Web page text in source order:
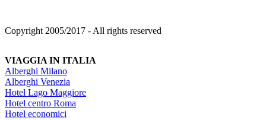
Copyright 2005/2017 - All rights reserved
VIAGGIA IN ITALIA
Alberghi Milano
Alberghi Venezia
Hotel Lago Maggiore
Hotel centro Roma
Hotel economici